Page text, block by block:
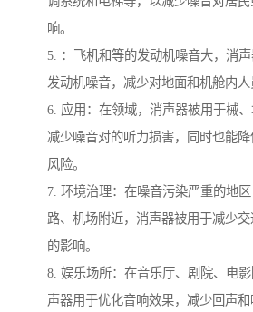
响。
5. ：飞机和等的发动机噪音大，消
发动机噪音，减少对地面和机舱内人
6. 应用：在领域，消声器被用于械
减少噪音对的听力损害，同时也能
风险。
7. 环境治理：在噪音污染严重的地
路、机场附近，消声器被用于减少
的影响。
8. 娱乐场所：在音乐厅、剧院、电
声器用于优化音响效果，减少回声